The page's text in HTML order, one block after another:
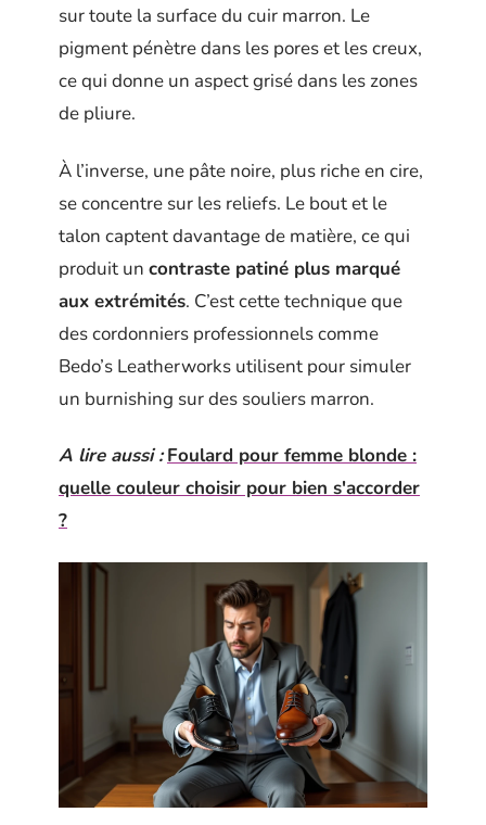
sur toute la surface du cuir marron. Le
pigment pénètre dans les pores et les creux,
ce qui donne un aspect grisé dans les zones
de pliure.
À l’inverse, une pâte noire, plus riche en cire,
se concentre sur les reliefs. Le bout et le
talon captent davantage de matière, ce qui
produit un contraste patiné plus marqué
aux extrémités. C’est cette technique que
des cordonniers professionnels comme
Bedo’s Leatherworks utilisent pour simuler
un burnishing sur des souliers marron.
A lire aussi : Foulard pour femme blonde :
quelle couleur choisir pour bien s'accorder
?